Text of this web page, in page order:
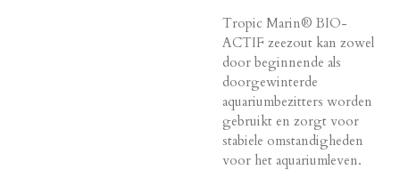
Tropic Marin® BIO-
ACTIF zeezout kan zowel
door beginnende als
doorgewinterde
aquariumbezitters worden
gebruikt en zorgt voor
stabiele omstandigheden
voor het aquariumleven.